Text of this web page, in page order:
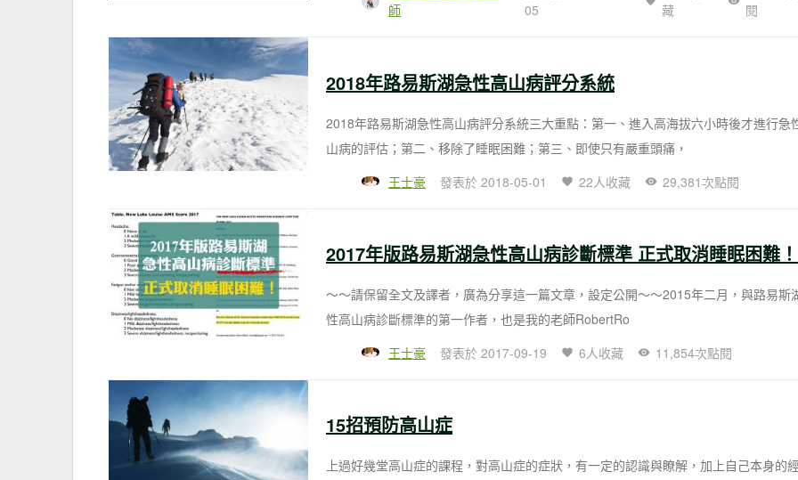
師
05
藏
閱
2018年路易斯湖急性高山病評分系統
2018年路易斯湖急性高山病評分系統三大重點：第一、進入高海拔六小時後才進行急
山病的評估；第二、移除了睡眠困難；第三、即使只有嚴重頭痛，
王士豪
發表於 2018-05-01 22人收藏 29,381次點閱
2017年版路易斯湖急性高山病診斷標準 正式取消睡眠困難！
～～請保留全文及譯者，廣為分享這一篇文章，設定公開～～2015年二月，與路易斯
性高山病診斷標準的第一作者，也是我的老師RobertRo
王士豪
發表於 2017-09-19 6人收藏 11,854次點閱
15招預防高山症
上過好幾堂高山症的課程，對高山症的症狀，有一定的認識與瞭解，加上自己本身的